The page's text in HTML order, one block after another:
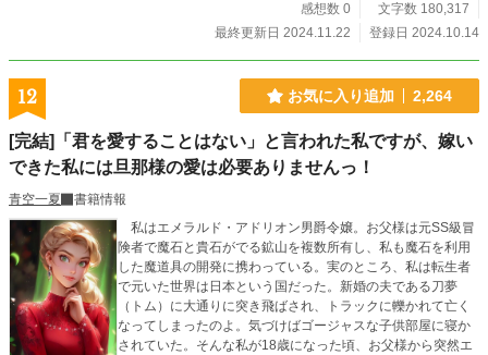
敷で働くよう強制されて……？ 俺様で上から目線、とても皇
子とは思えない素行の悪さに飽き飽きしながらも使用人とし
ベントの態度にだんだんと惹かれていく。 そしてフェイは恋
心を自覚するが、これは明らかに身分違いの恋で―― ※俺様
っています ※毎日0：00に更新です!! ※第１部完結いたしま
した。第２部開始まで休載いただきます。
感想数 0
文字数 180,317
最終更新日 2024.11.22
登録日 2024.10.14
12 お気に入り追加 2,264
[完結]「君を愛することはない」と言われた私ですが、嫁い
できた私には旦那様の愛は必要ありませんっ！
青空一夏
書籍情報
私はエメラルド・アドリオン男爵令嬢。お父様は元SS級冒
険者で魔石と貴石がでる鉱山を複数所有し、私も魔石を利用
した魔道具の開発に携わっている。実のところ、私は転生者
で元いた世界は日本という国だった。新婚の夫である刀夢
（トム）に大通りに突き飛ばされ、トラックに轢かれて亡く
なってしまったのよ。気づけばゴージャスな子供部屋に寝か
されていた。そんな私が18歳になった頃、お父様から突然エ